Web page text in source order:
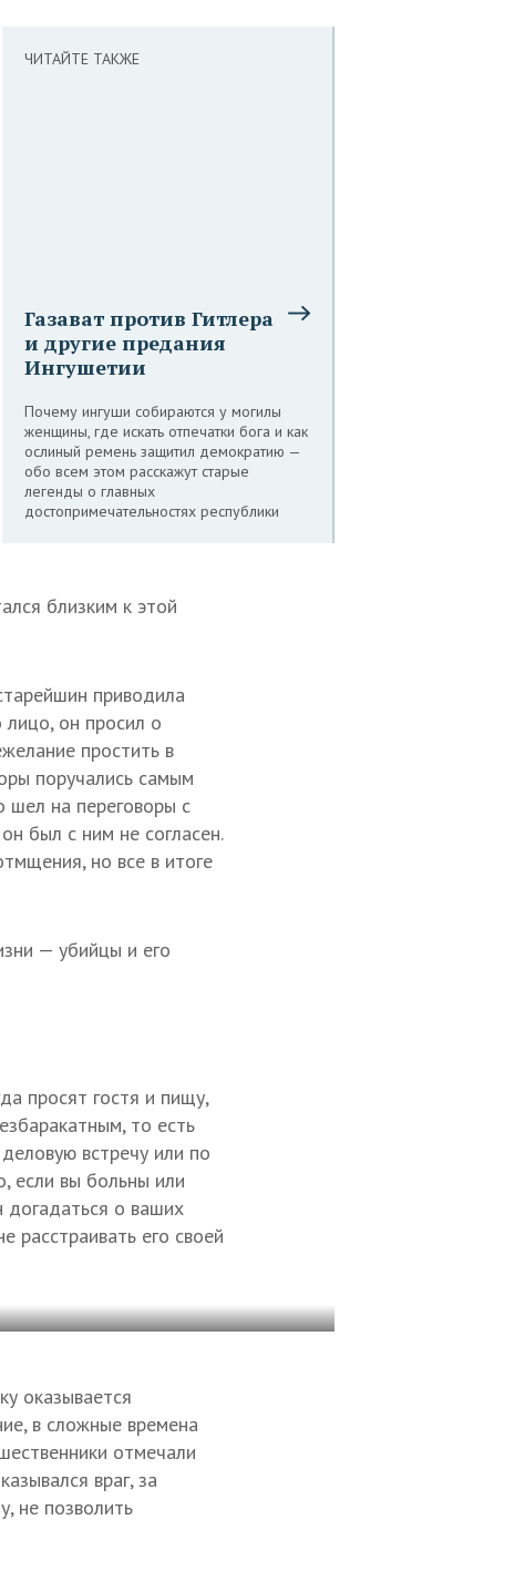
ЧИТАЙТЕ ТАКЖЕ
Газават против Гитлера
и другие предания
Ингушетии
Почему ингуши собираются у могилы
женщины, где искать отпечатки бога и как
ослиный ремень защитил демократию —
обо всем этом расскажут старые
легенды о главных
достопримечательностях республики
близким к этой
приводила
он просил о
простить в
поручались самым
на переговоры с
был с ним не согласен.
но все в итоге
— убийцы и его
просят гостя и пищу,
то есть
встречу или по
если вы больны или
догадаться о ваших
расстраивать его своей
оказывается
в сложные времена
отмечали
враг, за
не позволить